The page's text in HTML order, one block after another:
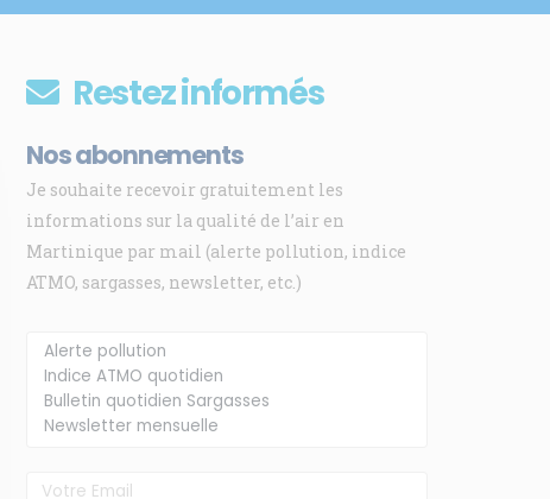
Restez informés
Nos abonnements
Je souhaite recevoir gratuitement les
informations sur la qualité de l’air en
Martinique par mail (alerte pollution, indice
ATMO, sargasses, newsletter, etc.)